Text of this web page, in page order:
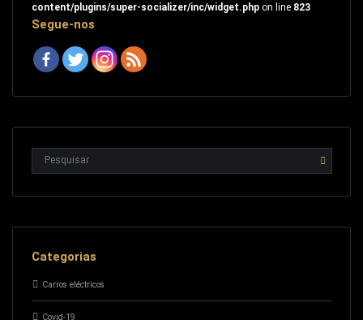
content/plugins/super-socializer/inc/widget.phpon line 823
Segue-nos
Categorias
Carros eléctricos
Covid-19